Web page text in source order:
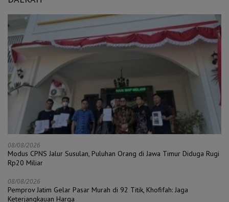
08/08/2026
Modus CPNS Jalur Susulan, Puluhan Orang di Jawa Timur Diduga Rugi
Rp20 Miliar
08/08/2026
Pemprov Jatim Gelar Pasar Murah di 92 Titik, Khofifah: Jaga
Keterjangkauan Harga